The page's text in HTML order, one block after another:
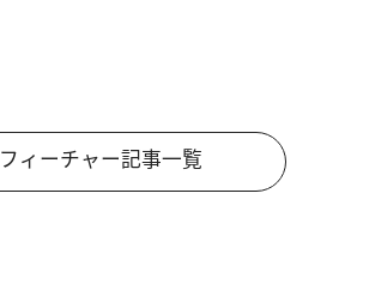
フィーチャー記事一覧